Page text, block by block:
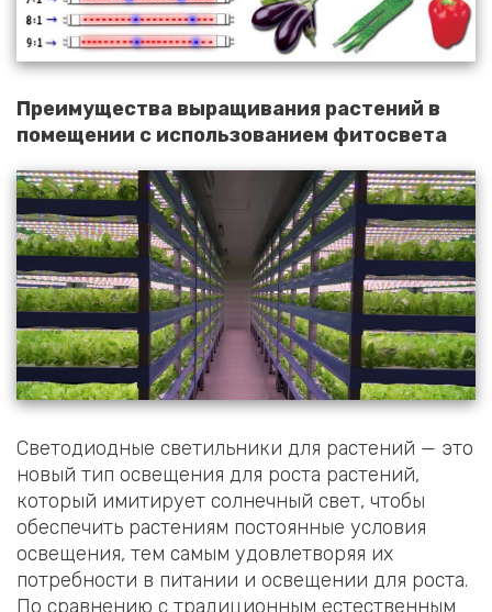
Преимущества выращивания растений в
помещении с использованием фитосвета
Светодиодные светильники для растений — это
новый тип освещения для роста растений,
который имитирует солнечный свет, чтобы
обеспечить растениям постоянные условия
освещения, тем самым удовлетворяя их
потребности в питании и освещении для роста.
По сравнению с традиционным естественным